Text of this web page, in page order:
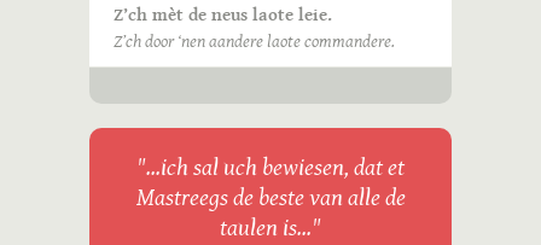
Z’ch mèt de neus laote leie.
Z’ch door ‘nen aandere laote commandere.
"...ich sal uch bewiesen, dat et
Mastreegs de beste van alle de
taulen is..."